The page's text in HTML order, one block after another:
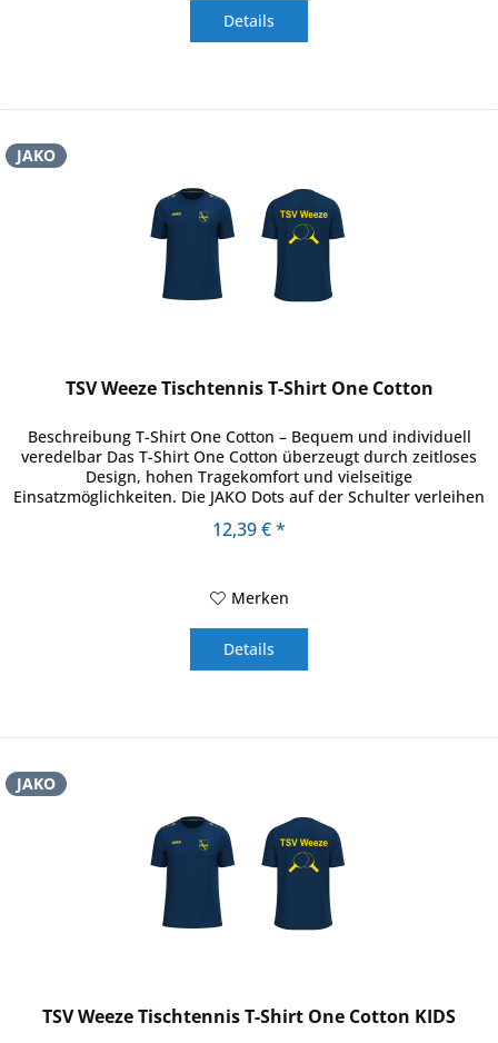
Details
JAKO
TSV Weeze Tischtennis T-Shirt One Cotton
Beschreibung T-Shirt One Cotton – Bequem und individuell
veredelbar Das T-Shirt One Cotton überzeugt durch zeitloses
Design, hohen Tragekomfort und vielseitige
Einsatzmöglichkeiten. Die JAKO Dots auf der Schulter verleihen
12,39 € *
Merken
Details
JAKO
TSV Weeze Tischtennis T-Shirt One Cotton KIDS